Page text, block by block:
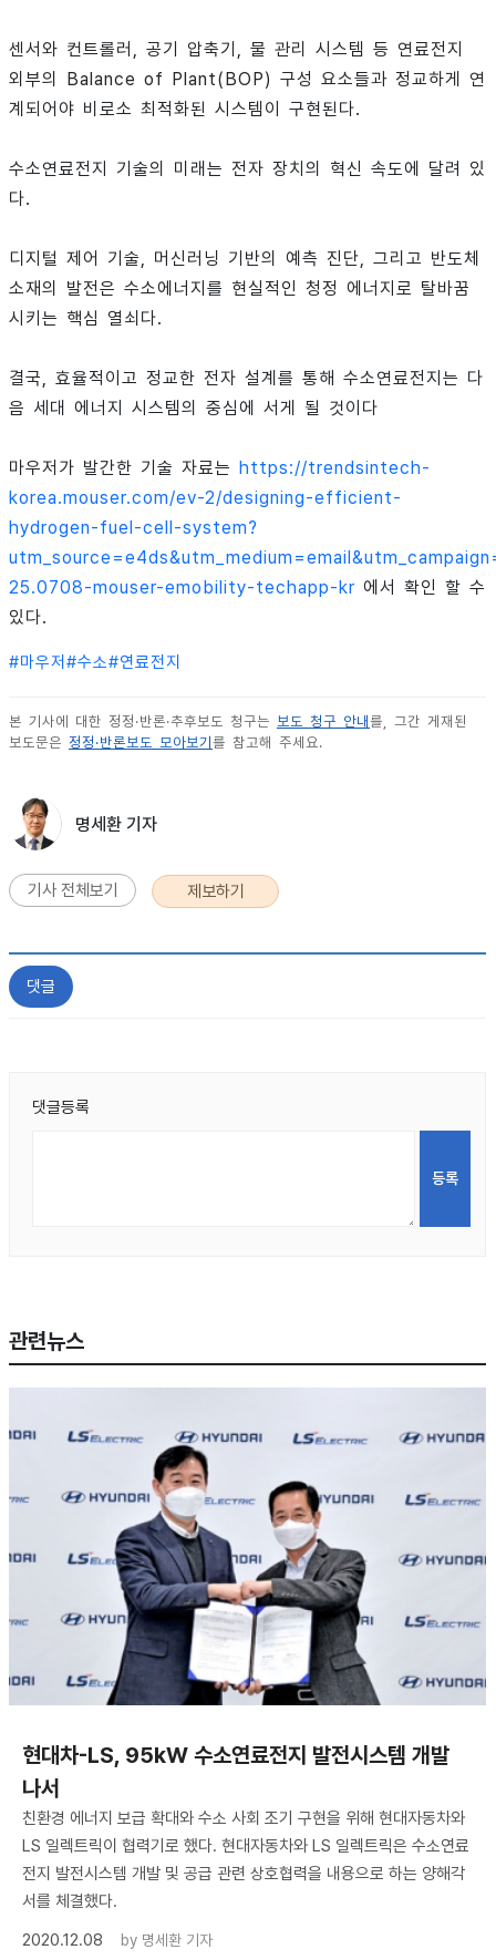
센서와 컨트롤러, 공기 압축기, 물 관리 시스템 등 연료전지
외부의 Balance of Plant(BOP) 구성 요소들과 정교하게 연
계되어야 비로소 최적화된 시스템이 구현된다.
수소연료전지 기술의 미래는 전자 장치의 혁신 속도에 달려 있
다.
디지털 제어 기술, 머신러닝 기반의 예측 진단, 그리고 반도체
소재의 발전은 수소에너지를 현실적인 청정 에너지로 탈바꿈
시키는 핵심 열쇠다.
결국, 효율적이고 정교한 전자 설계를 통해 수소연료전지는 다
음 세대 에너지 시스템의 중심에 서게 될 것이다
마우저가 발간한 기술 자료는 https://trendsintech-
korea.mouser.com/ev-2/designing-efficient-
hydrogen-fuel-cell-system?
25.0708-mouser-emobility-techapp-kr 에서 확인 할 수
있다.
#마우저 #수소#연료전지
본 기사에 대한 정정·반론·추후보도 청구는 보도 청구 안내 를, 그간 게재된
보도문은 정정·반론보도 모아보기 를 참고해 주세요.
명세환 기자
기사 전체보기 제보하기
댓글
댓글등록
관련뉴스
현대차-LS, 95kW 수소연료전지 발전시스템 개발
나서
친환경 에너지 보급 확대와 수소 사회 조기 구현을 위해 현대자동차와
LS 일렉트릭이 협력기로 했다. 현대자동차와 LS 일렉트릭은 수소연료
전지 발전시스템 개발 및 공급 관련 상호협력을 내용으로 하는 양해각
서를 체결했다.
2020.12.08
by 명세환 기자